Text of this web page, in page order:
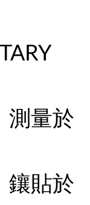
測量於
鑲貼於